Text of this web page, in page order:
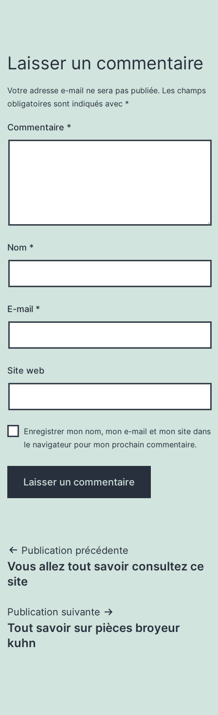
Laisser un commentaire
Votre adresse e-mail ne sera pas publiée. Les champs
obligatoires sont indiqués avec *
Commentaire *
Nom *
E-mail *
Site web
Enregistrer mon nom, mon e-mail et mon site dans
le navigateur pour mon prochain commentaire.
Navigation
de
Publication précédente
Vous allez tout savoir consultez ce
site
Publication suivante
Tout savoir sur pièces broyeur
kuhn